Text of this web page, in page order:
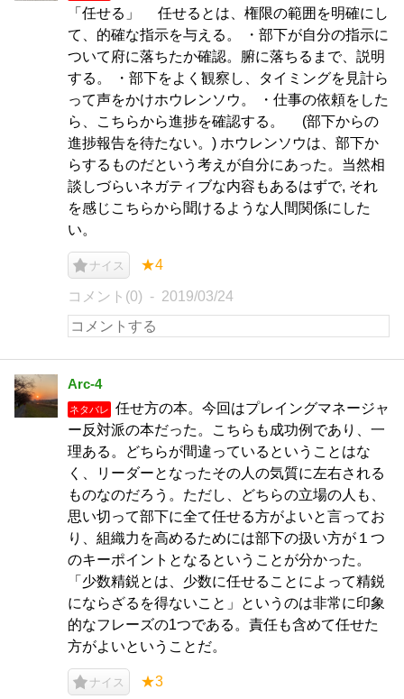
「任せる」 任せるとは、権限の範囲を明確にし
て、的確な指示を与える。 ・部下が自分の指示に
ついて府に落ちたか確認。腑に落ちるまで、説明
する。 ・部下をよく観察し、タイミングを見計ら
って声をかけホウレンソウ。 ・仕事の依頼をした
ら、こちらから進捗を確認する。 (部下からの
進捗報告を待たない。) ホウレンソウは、部下か
らするものだという考えが自分にあった。当然相
談しづらいネガティブな内容もあるはずで, それ
を感じこちらから聞けるような人間関係にした
い。
ナイス ★4
コメント(0) 2019/03/24
Arc-4
ネタバレ
任せ方の本。今回はプレイングマネージャ
ー反対派の本だった。こちらも成功例であり、一
理ある。どちらが間違っているということはな
く、リーダーとなったその人の気質に左右される
ものなのだろう。ただし、どちらの立場の人も、
思い切って部下に全て任せる方がよいと言ってお
り、組織力を高めるためには部下の扱い方が１つ
のキーポイントとなるということが分かった。
「少数精鋭とは、少数に任せることによって精鋭
にならざるを得ないこと」というのは非常に印象
的なフレーズの1つである。責任も含めて任せた
方がよいということだ。
ナイス ★3